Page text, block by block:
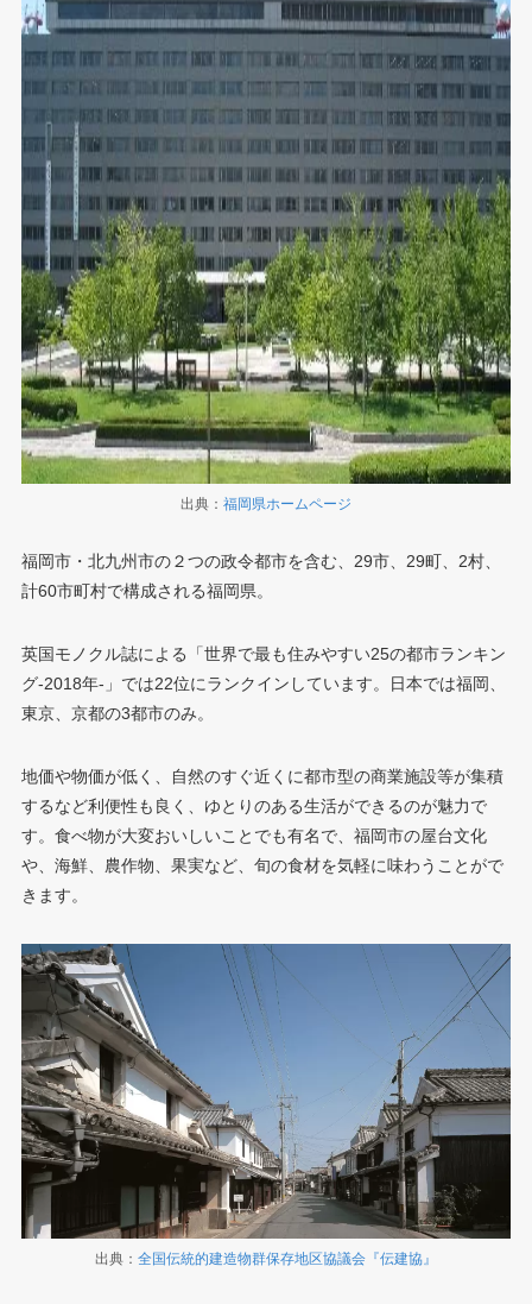
出典： 福岡県ホームページ
福岡市・北九州市の２つの政令都市を含む、29市、29町、2村、
計60市町村で構成される福岡県。
英国モノクル誌による「世界で最も住みやすい25の都市ランキン
グ-2018年-」では22位にランクインしています。日本では福岡、
東京、京都の3都市のみ。
地価や物価が低く、自然のすぐ近くに都市型の商業施設等が集積
するなど利便性も良く、ゆとりのある生活ができるのが魅力で
す。食べ物が大変おいしいことでも有名で、福岡市の屋台文化
や、海鮮、農作物、果実など、旬の食材を気軽に味わうことがで
きます。
出典： 全国伝統的建造物群保存地区協議会『伝建協』